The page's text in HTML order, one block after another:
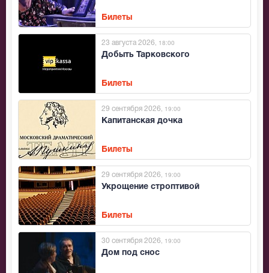
Билеты
Добыть Тарковского
23 августа 2026 , 18:00
Билеты
Капитанская дочка
29 сентября 2026 , 19:00
Билеты
Укрощение строптивой
29 сентября 2026 , 19:00
Билеты
Дом под снос
30 сентября 2026 , 19:00